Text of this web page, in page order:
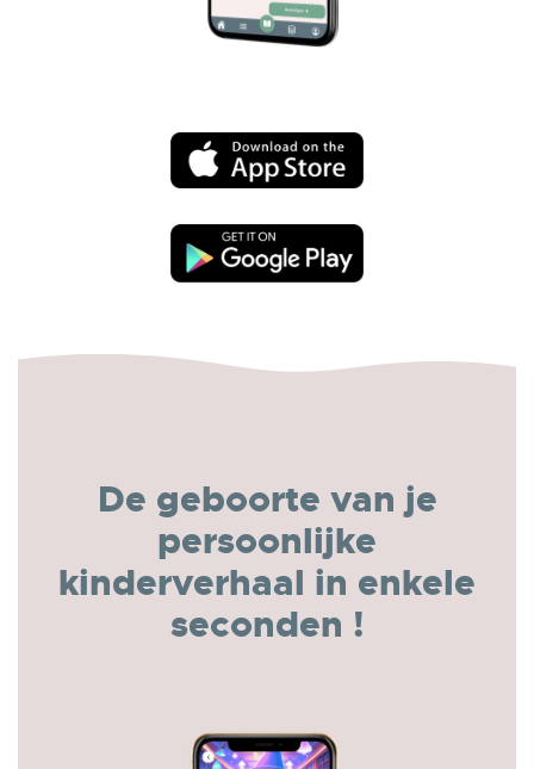
De geboorte van je
persoonlijke
kinderverhaal in enkele
seconden !